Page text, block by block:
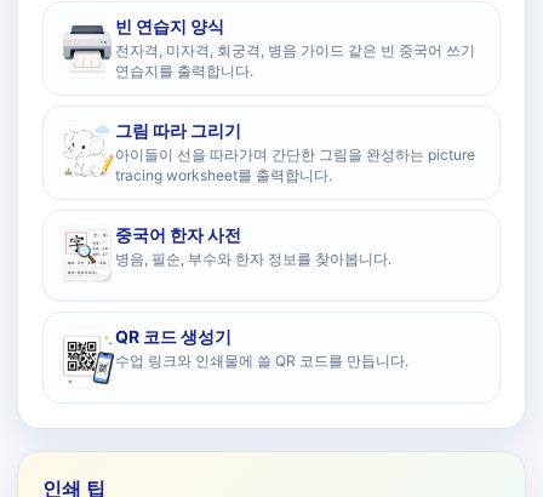
빈 연습지 양식
전자격, 미자격, 회궁격, 병음 가이드 같은 빈 중국어 쓰기
연습지를 출력합니다.
그림 따라 그리기
아이들이 선을 따라가며 간단한 그림을 완성하는 picture
tracing worksheet를 출력합니다.
중국어 한자 사전
병음, 필순, 부수와 한자 정보를 찾아봅니다.
QR 코드 생성기
수업 링크와 인쇄물에 쓸 QR 코드를 만듭니다.
인쇄 팁